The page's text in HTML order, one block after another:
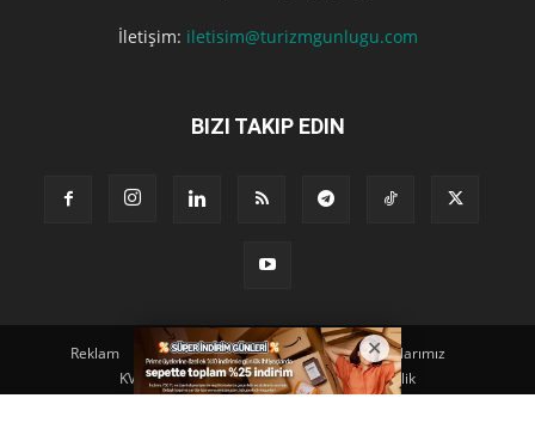
İletişim: iletisim@turizmgunlugu.com
BIZI TAKIP EDIN
Reklam Künye Hakkımızda Iletişim
Yazarlarımız
KVKK Aydınlatma Metni
Kullanım ve Gizlilik